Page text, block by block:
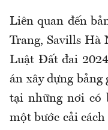
Liên quan đến
Trang, Savills Hà
Luật Đất đai
án xây dựng
tại những nơi có
một bước cải